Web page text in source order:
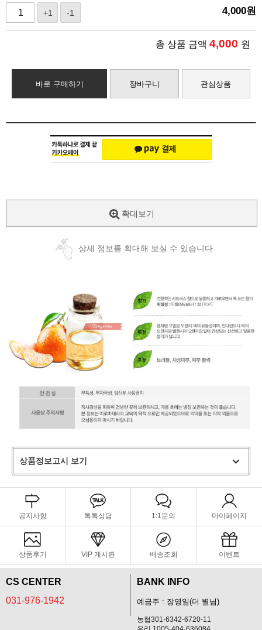
+1 -1 4,000원
총 상품 금액 4,000 원
바로 구매하기 장바구니 관심상품
확대보기
상세 정보를 확대해 보실 수 있습니다
상품정보고시 보기
공지사항 톡톡상담 1:1문의 마이페이지
상품후기 VIP 게시판 배송조회 이벤트
CS CENTER
031-976-1942
BANK INFO
예금주 : 장영일(더 별님)
농협301-6342-6720-11